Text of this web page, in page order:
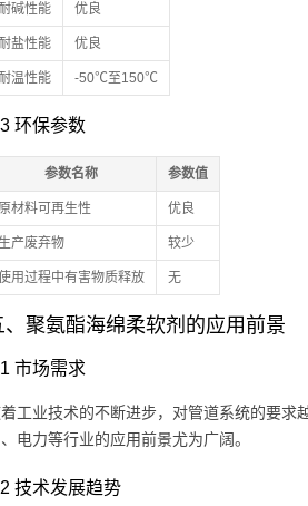
耐碱性能 优良
耐盐性能 优良
耐温性能 -50℃至150℃
环保参数
参数名称 参数值
材料可再生性 优良
生产废弃物 较少
用过程中有害物质释放 无
、聚氨酯海绵柔软剂的应用前景
市场需求
着工业技术的不断进步，对管道系统的要
电力等行业的应用前景尤为广阔。
技术发展趋势